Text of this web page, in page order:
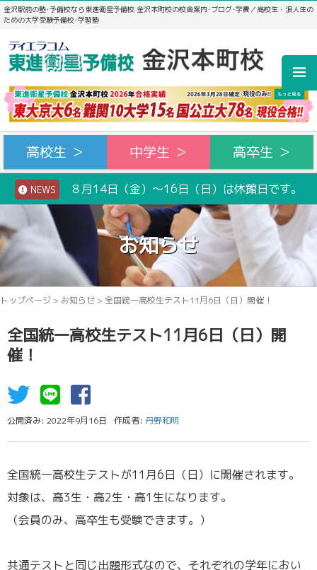
金沢駅前の塾･予備校なら東進衛星予備校 金沢本町校の校舎案内･ブログ･学費／高校生・浪人生の
ための大学受験予備校･学習塾
高校生 ＞ 中学生 ＞ 高卒生 ＞
NEWS ８月14日（金）～16日（日）は休館日です。
お知らせ
トップページ > お知らせ > 全国統一高校生テスト11月6日（日）開催！
全国統一高校生テスト11月6日（日）開
催！
公開済み: 2022年9月16日 作成者: 丹野和明
全国統一高校生テストが11月6日（日）に開催されます。
対象は、高3生・高2生・高1生になります。
（会員のみ、高卒生も受験できます。）
共通テストと同じ出題形式なので、それぞれの学年におい